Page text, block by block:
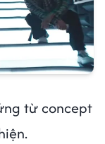
từ concept